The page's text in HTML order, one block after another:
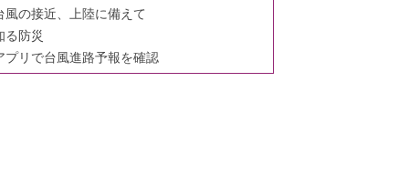
風の接近、上陸に備えて
る防災
プリで台風進路予報を確認